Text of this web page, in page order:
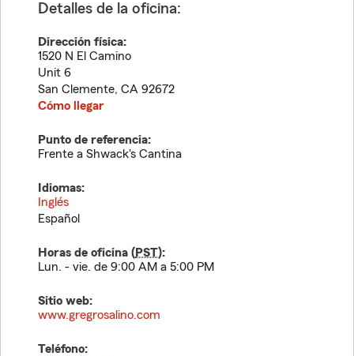
Detalles de la oficina:
Dirección física:
1520 N El Camino
Unit 6
San Clemente, CA 92672
Cómo llegar
Punto de referencia:
Frente a Shwack's Cantina
Idiomas:
Inglés
Español
Horas de oficina (PST):
Lun. - vie. de 9:00 AM a 5:00 PM
Sitio web:
www.gregrosalino.com
Teléfono: